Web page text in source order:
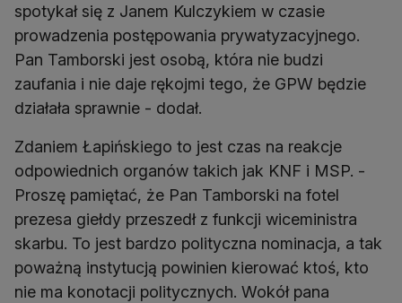
spotykał się z Janem Kulczykiem w czasie
prowadzenia postępowania prywatyzacyjnego.
Pan Tamborski jest osobą, która nie budzi
zaufania i nie daje rękojmi tego, że GPW będzie
działała sprawnie - dodał.
Zdaniem Łapińskiego to jest czas na reakcje
odpowiednich organów takich jak KNF i MSP. -
Proszę pamiętać, że Pan Tamborski na fotel
prezesa giełdy przeszedł z funkcji wiceministra
skarbu. To jest bardzo polityczna nominacja, a tak
poważną instytucją powinien kierować ktoś, kto
nie ma konotacji politycznych. Wokół pana